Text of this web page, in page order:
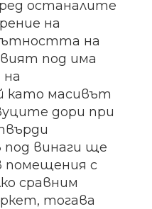
останалите
на
на
под има
като масивът
дори при
винаги ще
помещения с
сравним
тогава